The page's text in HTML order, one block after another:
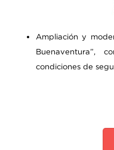
Ampliación y
Buenaventura”,
condiciones de